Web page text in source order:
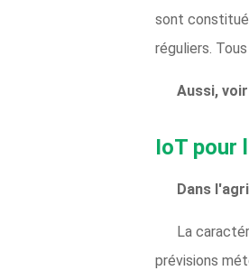
sont
réguliers.
Aussi, voir
IoT pour
Dans
La
prévisions